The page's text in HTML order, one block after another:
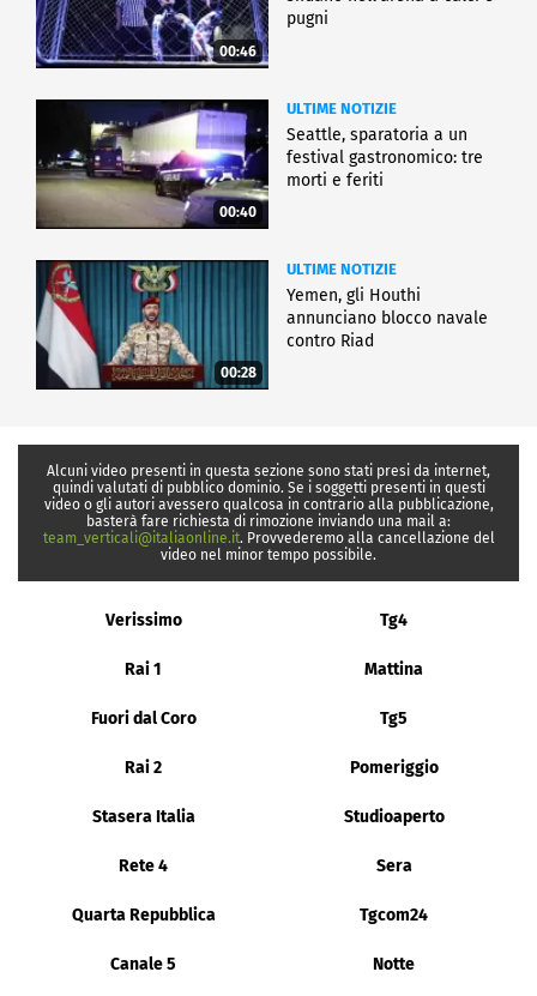
00:46
pugni
00:40
ULTIME NOTIZIE
Seattle, sparatoria a un
festival gastronomico: tre
morti e feriti
00:28
ULTIME NOTIZIE
Yemen, gli Houthi
annunciano blocco navale
contro Riad
Alcuni video presenti in questa sezione sono stati presi da internet,
quindi valutati di pubblico dominio. Se i soggetti presenti in questi
video o gli autori avessero qualcosa in contrario alla pubblicazione,
basterà fare richiesta di rimozione inviando una mail a:
team_verticali@italiaonline.it. Provvederemo alla cancellazione del
video nel minor tempo possibile.
Verissimo Tg4
Rai 1 Mattina
Fuori dal Coro Tg5
Rai 2 Pomeriggio
Stasera Italia Studioaperto
Rete 4 Sera
Quarta Repubblica Tgcom24
Canale 5 Notte